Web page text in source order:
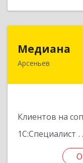
Медиана
Арсеньев
Клиентов на
1С:Специалист